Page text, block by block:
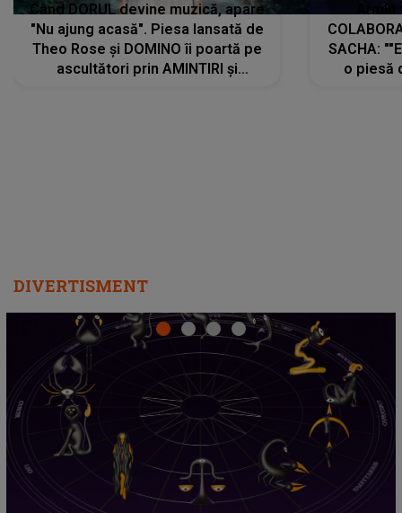
Când DORUL devine muzică, apare
"Nu ajung acasă". Piesa lansată de
Theo Rose și DOMINO îi poartă pe
ascultători prin AMINTIRI și
SACHA:
o piesă
DIVERTISMENT